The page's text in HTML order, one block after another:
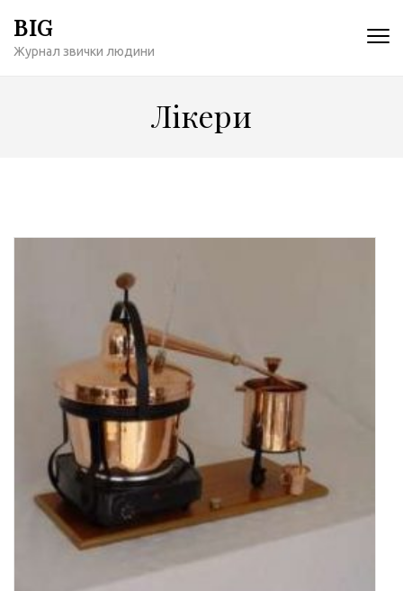
содержимому
BIG
Журнал звички людини
Лікери